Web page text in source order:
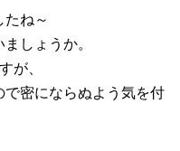
ね～
しょうか。
が、
で密にならぬよう気を付